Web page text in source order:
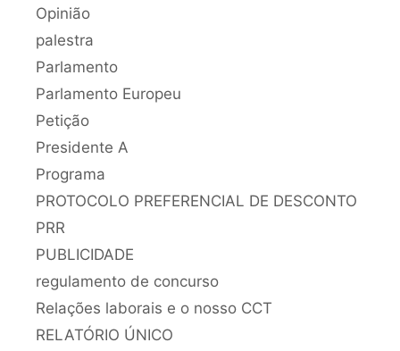
Opinião
palestra
Parlamento
Parlamento Europeu
Petição
Presidente A
Programa
PROTOCOLO PREFERENCIAL DE DESCONTO
PRR
PUBLICIDADE
regulamento de concurso
Relações laborais e o nosso CCT
RELATÓRIO ÚNICO